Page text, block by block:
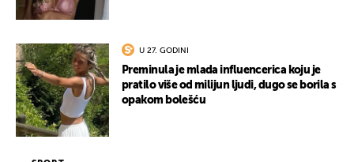
U 27. GODINI
Preminula je mlada influencerica koju je
pratilo više od milijun ljudi, dugo se borila s
opakom bolešću